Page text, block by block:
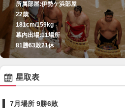
所属部屋:伊勢ケ浜部屋
22歳
181cm/159kg
幕内出場:11場所
81勝63敗21休
星取表
7月場所 9勝6敗